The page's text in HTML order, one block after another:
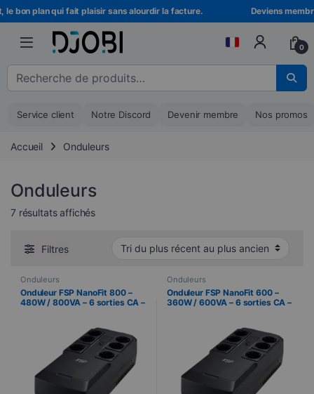
Skip to navigation
Skip to content
bon plan qui fait plaisir sans alourdir la facture. Deviens
0
Recherche pour :
Service client Notre Discord Devenir membre Nos promos
Accueil Onduleurs
Onduleurs
7 résultats affichésTrié du plus récent au plus ancien
Filtres
Onduleurs
Onduleur FSP NanoFit 800 –
480W / 800VA – 6 sorties CA –
Onduleurs
Onduleur FSP NanoFit 600 –
360W / 600VA – 6 sorties CA –